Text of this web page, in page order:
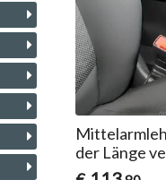
der Länge